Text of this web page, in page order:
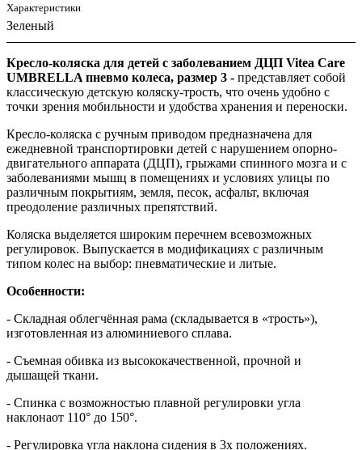
Характеристики
Зеленый
Кресло-коляска для детей с заболеванием ДЦП Vitea Care
UMBRELLA пневмо колеса, размер 3 - представляет собой
классическую детскую коляску-трость, что очень удобно с
точки зрения мобильности и удобства хранения и переноски.
Кресло-коляска с ручным приводом предназначена для
ежедневной транспортировки детей с нарушением опорно-
двигательного аппарата (ДЦП), грыжами спинного мозга и с
заболеваниями мышц в помещениях и условиях улицы по
различным покрытиям, земля, песок, асфальт, включая
преодоление различных препятствий.
Коляска выделяется широким перечнем всевозможных
регулировок. Выпускается в модификациях с различным
типом колес на выбор: пневматические и литые.
Особенности:
- Складная облегчённая рама (складывается в «трость»),
изготовленная из алюминиевого сплава.
- Съемная обивка из высококачественной, прочной и
дышащей ткани.
- Спинка с возможностью плавной регулировки угла
наклонаот 110° до 150°.
- Регулировка угла наклона сидения в 3х положениях.